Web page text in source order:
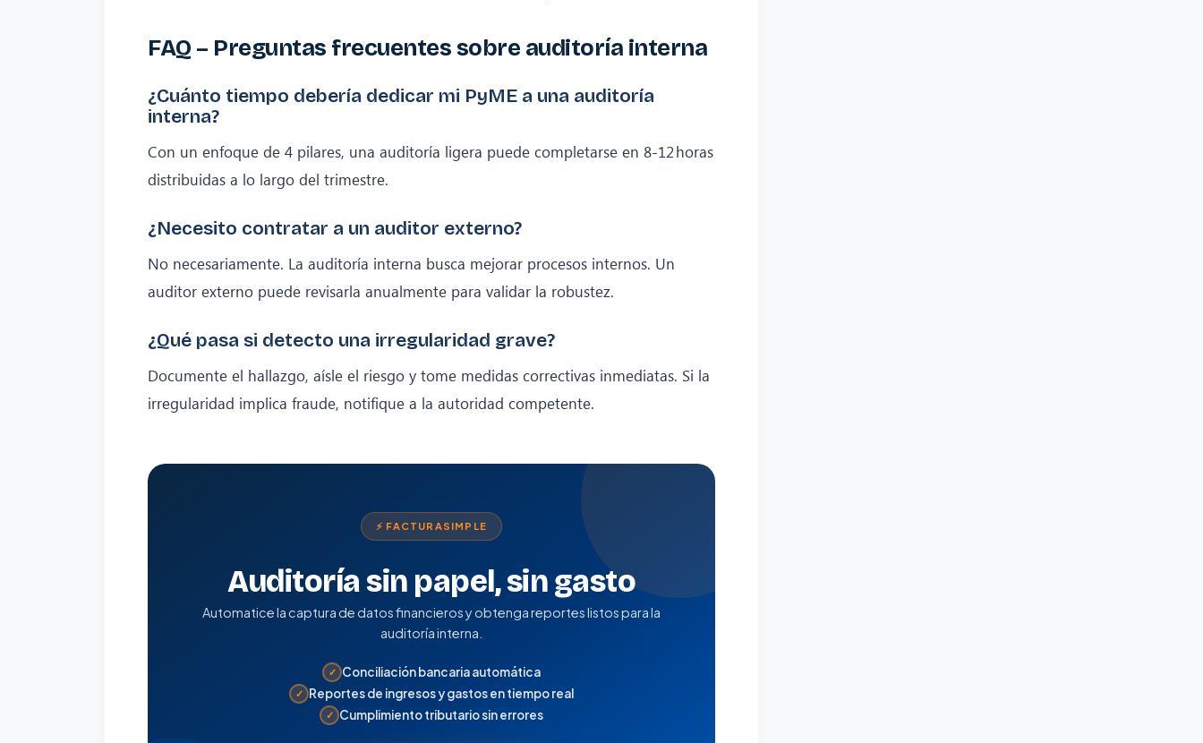
FAQ – Preguntas frecuentes sobre auditoría interna
¿Cuánto tiempo debería dedicar mi PyME a una auditoría
interna?
Con un enfoque de 4 pilares, una auditoría ligera puede completarse en 8‑12 horas
distribuidas a lo largo del trimestre.
¿Necesito contratar a un auditor externo?
No necesariamente. La auditoría interna busca mejorar procesos internos. Un
auditor externo puede revisarla anualmente para validar la robustez.
¿Qué pasa si detecto una irregularidad grave?
Documente el hallazgo, aísle el riesgo y tome medidas correctivas inmediatas. Si la
irregularidad implica fraude, notifique a la autoridad competente.
⚡ FACTURASIMPLE
Auditoría sin papel, sin gasto
Automatice la captura de datos financieros y obtenga reportes listos para la
auditoría interna.
✓ Conciliación bancaria automática
✓ Reportes de ingresos y gastos en tiempo real
✓ Cumplimiento tributario sin errores